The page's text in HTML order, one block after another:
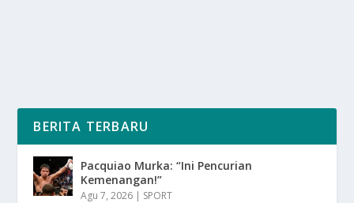
BERITA TERBARU
Pacquiao Murka: “Ini Pencurian
Kemenangan!”
Agu 7, 2026 | SPORT